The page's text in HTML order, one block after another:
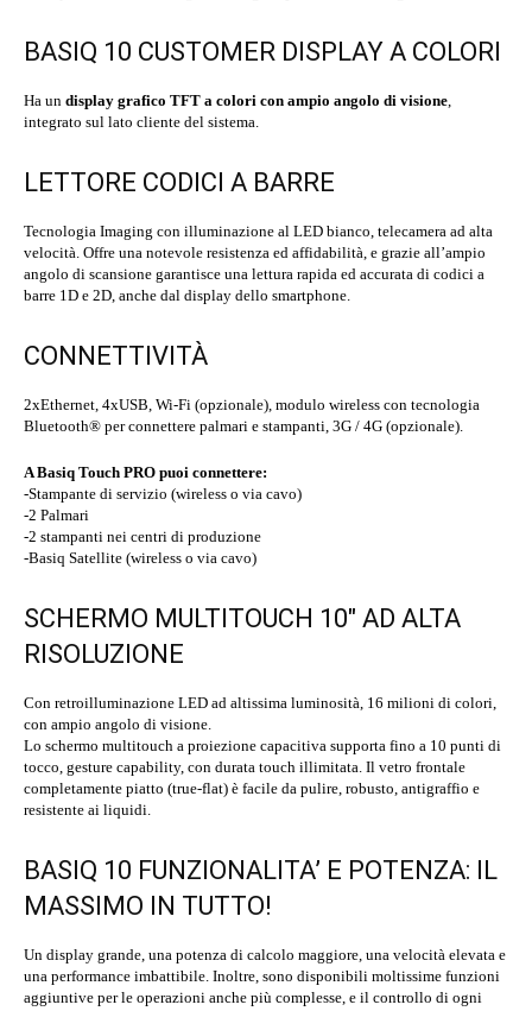
BASIQ 10 CUSTOMER DISPLAY A COLORI
Ha un display grafico TFT a colori con ampio angolo di visione,
integrato sul lato cliente del sistema.
LETTORE CODICI A BARRE
Tecnologia Imaging con illuminazione al LED bianco, telecamera ad alta
velocità. Offre una notevole resistenza ed affidabilità, e grazie all’ampio
angolo di scansione garantisce una lettura rapida ed accurata di codici a
barre 1D e 2D, anche dal display dello smartphone.
CONNETTIVITÀ
2xEthernet, 4xUSB, Wi-Fi (opzionale), modulo wireless con tecnologia
Bluetooth® per connettere palmari e stampanti, 3G / 4G (opzionale).
A Basiq Touch PRO puoi connettere:
-Stampante di servizio (wireless o via cavo)
-2 Palmari
-2 stampanti nei centri di produzione
-Basiq Satellite (wireless o via cavo)
SCHERMO MULTITOUCH 10″ AD ALTA
RISOLUZIONE
Con retroilluminazione LED ad altissima luminosità, 16 milioni di colori,
con ampio angolo di visione.
Lo schermo multitouch a proiezione capacitiva supporta fino a 10 punti di
tocco, gesture capability, con durata touch illimitata. Il vetro frontale
completamente piatto (true-flat) è facile da pulire, robusto, antigraffio e
resistente ai liquidi.
BASIQ 10 FUNZIONALITA’ E POTENZA: IL
MASSIMO IN TUTTO!
Un display grande, una potenza di calcolo maggiore, una velocità elevata e
una performance imbattibile. Inoltre, sono disponibili moltissime funzioni
aggiuntive per le operazioni anche più complesse, e il controllo di ogni